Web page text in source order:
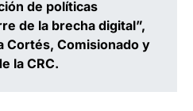
de políticas
de la brecha digital”,
Cortés, Comisionado y
la CRC.